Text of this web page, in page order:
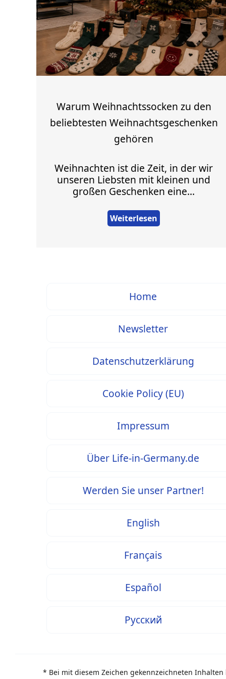
Warum Weihnachtssocken zu den
beliebtesten Weihnachtsgeschenken
gehören
Weihnachten ist die Zeit, in der wir
unseren Liebsten mit kleinen und
großen Geschenken eine...
Weiterlesen
Home
Newsletter
Datenschutzerklärung
Cookie Policy (EU)
Impressum
Über Life-in-Germany.de
Werden Sie unser Partner!
English
Français
Español
Русский
* Bei mit diesem Zeichen gekennzeichneten